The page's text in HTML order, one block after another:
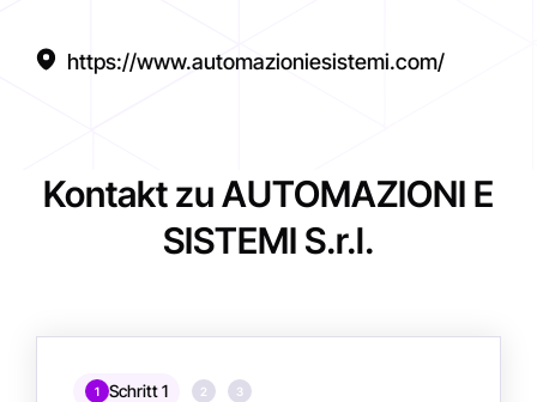
https://www.automazioniesistemi.com/
Kontakt zu AUTOMAZIONI E
SISTEMI S.r.l.
1 Schritt 1 2 3